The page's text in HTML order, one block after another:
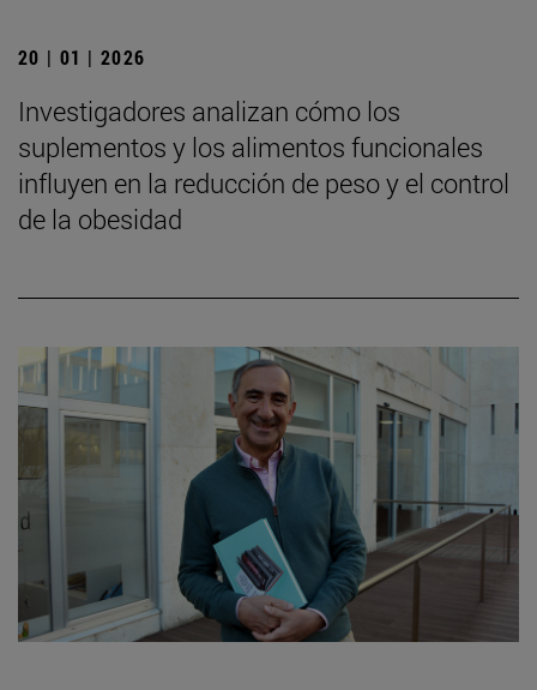
20 | 01 | 2026
Investigadores analizan cómo los
suplementos y los alimentos funcionales
influyen en la reducción de peso y el control
de la obesidad